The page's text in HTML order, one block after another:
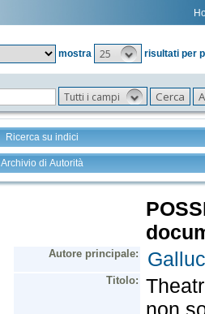
mostra
25 risultati per
Tutti i campi
Ricerca su indici
Archivio di Autorità